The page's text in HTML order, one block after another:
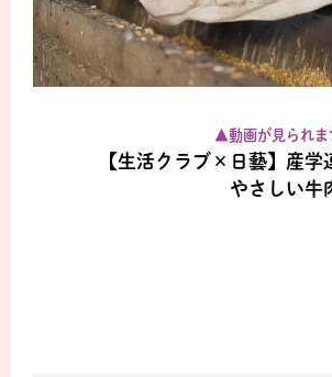
▲動画が見られ
【生活クラブ×日藝】産学
やさしい牛